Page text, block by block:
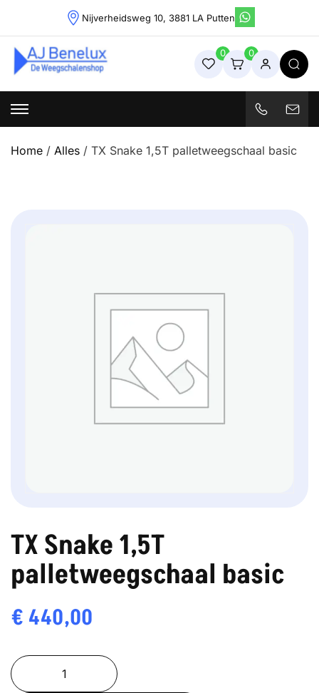
content
Nijverheidsweg 10, 3881 LA Putten
Weegschalenshop | Precisieweegschalen & Industriële
Weegoplossingen
0 0
Home / Alles / TX Snake 1,5T palletweegschaal basic
TX Snake 1,5T
palletweegschaal basic
€ 440,00
TX
Snake